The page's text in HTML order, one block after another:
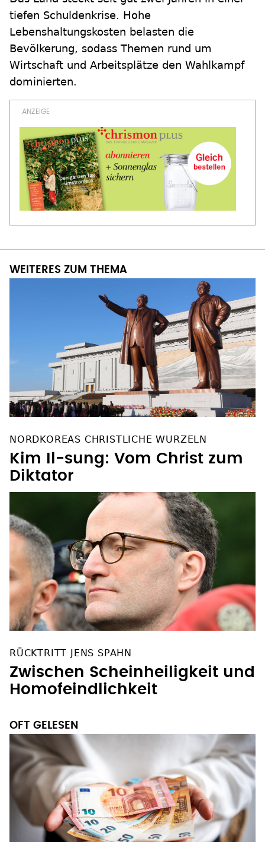
tiefen Schuldenkrise. Hohe
Lebenshaltungskosten belasten die
Bevölkerung, sodass Themen rund um
Wirtschaft und Arbeitsplätze den Wahlkampf
dominierten.
WEITERES ZUM THEMA
NORDKOREAS CHRISTLICHE WURZELN
Kim Il-sung: Vom Christ zum
Diktator
RÜCKTRITT JENS SPAHN
Zwischen Scheinheiligkeit und
Homofeindlichkeit
OFT GELESEN